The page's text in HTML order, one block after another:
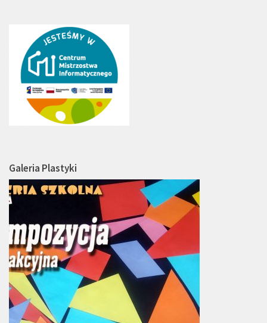
Galeria Plastyki